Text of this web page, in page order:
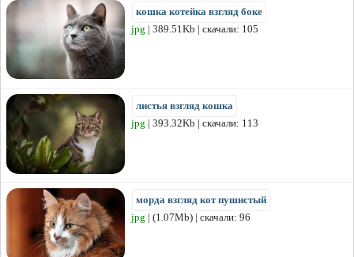
кошка котейка взгляд боке
jpg | 389.51Kb | скачали: 105
листья взгляд кошка
jpg | 393.32Kb | скачали: 113
морда взгляд кот пушистый
jpg | (1.07Mb) | скачали: 96